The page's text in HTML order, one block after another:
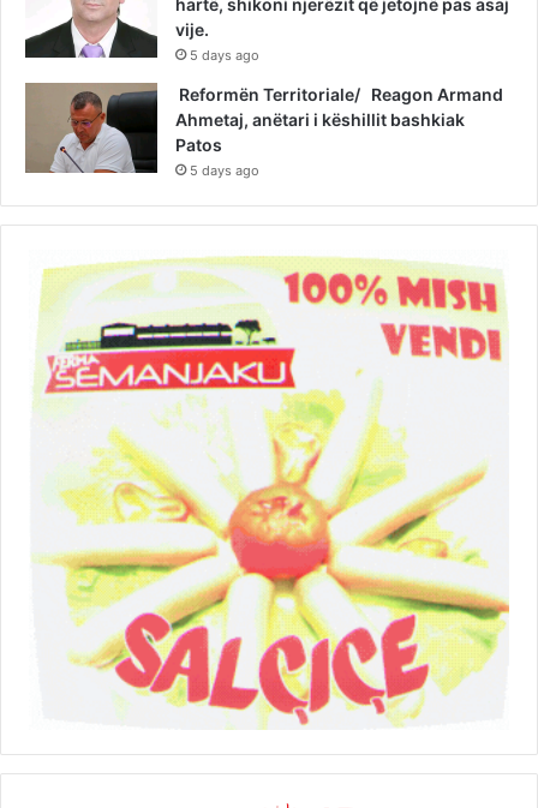
hartë, shikoni njerëzit që jetojnë pas asaj
vije.
5 days ago
Reformën Territoriale/ Reagon Armand
Ahmetaj, anëtari i këshillit bashkiak
Patos
5 days ago